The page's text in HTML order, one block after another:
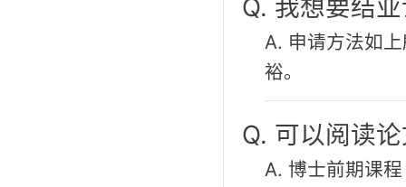
Q. 我想要结
A. 申请方法如
裕。
Q. 可以阅读
A. 博士前期课